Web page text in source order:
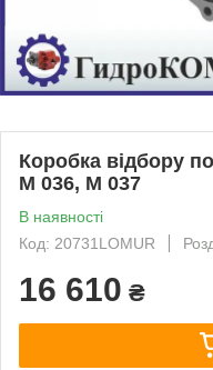
Коробка відбору
M 036, M 037
В наявності
Код: 20731LOMUR
16 610 ₴